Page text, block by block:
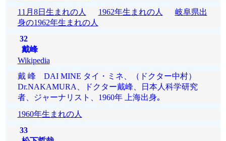
11月8日生まれの人
1962年生まれの人
岐阜県出
身の1962年生まれの人
32
戴峰
Wikipedia
戴 峰 DAI MINE タイ・ミネ、（ドクター中村）
Dr.NAKAMURA、ドクター戴峰、日本人科学研究
者、ジャーナリスト、1960年 上海出身｡
1960年生まれの人
33